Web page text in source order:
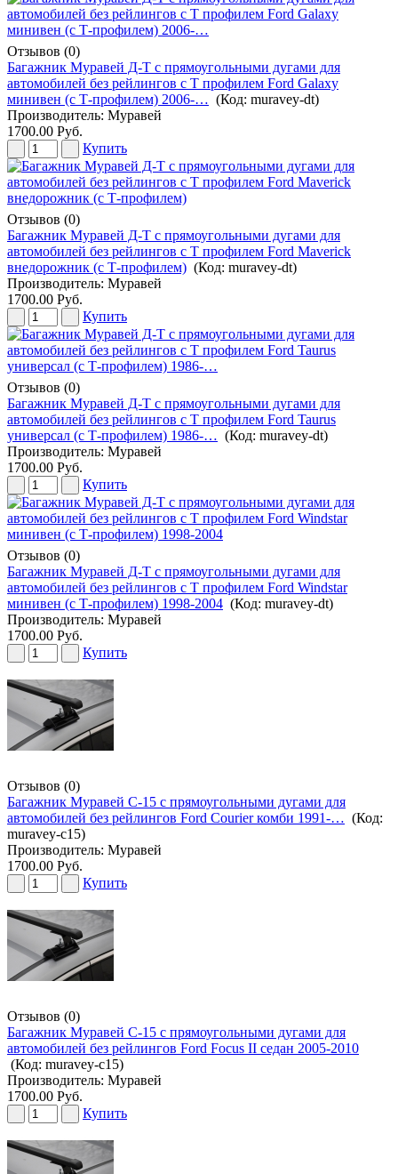
Отзывов (0)
Багажник Муравей Д-Т с прямоугольными дугами для
автомобилей без рейлингов с Т профилем Ford Galaxy
минивен (с Т-профилем) 2006-… (Код: muravey-dt)
Производитель: Муравей
1700.00 Руб.
Купить
Отзывов (0)
Багажник Муравей Д-Т с прямоугольными дугами для
автомобилей без рейлингов с Т профилем Ford Maverick
внедорожник (с Т-профилем) (Код: muravey-dt)
Производитель: Муравей
1700.00 Руб.
Купить
Отзывов (0)
Багажник Муравей Д-Т с прямоугольными дугами для
автомобилей без рейлингов с Т профилем Ford Taurus
универсал (с Т-профилем) 1986-… (Код: muravey-dt)
Производитель: Муравей
1700.00 Руб.
Купить
Отзывов (0)
Багажник Муравей Д-Т с прямоугольными дугами для
автомобилей без рейлингов с Т профилем Ford Windstar
минивен (с Т-профилем) 1998-2004 (Код: muravey-dt)
Производитель: Муравей
1700.00 Руб.
Купить
Отзывов (0)
Багажник Муравей С-15 с прямоугольными дугами для
автомобилей без рейлингов Ford Courier комби 1991-… (Код:
muravey-c15)
Производитель: Муравей
1700.00 Руб.
Купить
Отзывов (0)
Багажник Муравей С-15 с прямоугольными дугами для
автомобилей без рейлингов Ford Focus II седан 2005-2010
(Код: muravey-c15)
Производитель: Муравей
1700.00 Руб.
Купить